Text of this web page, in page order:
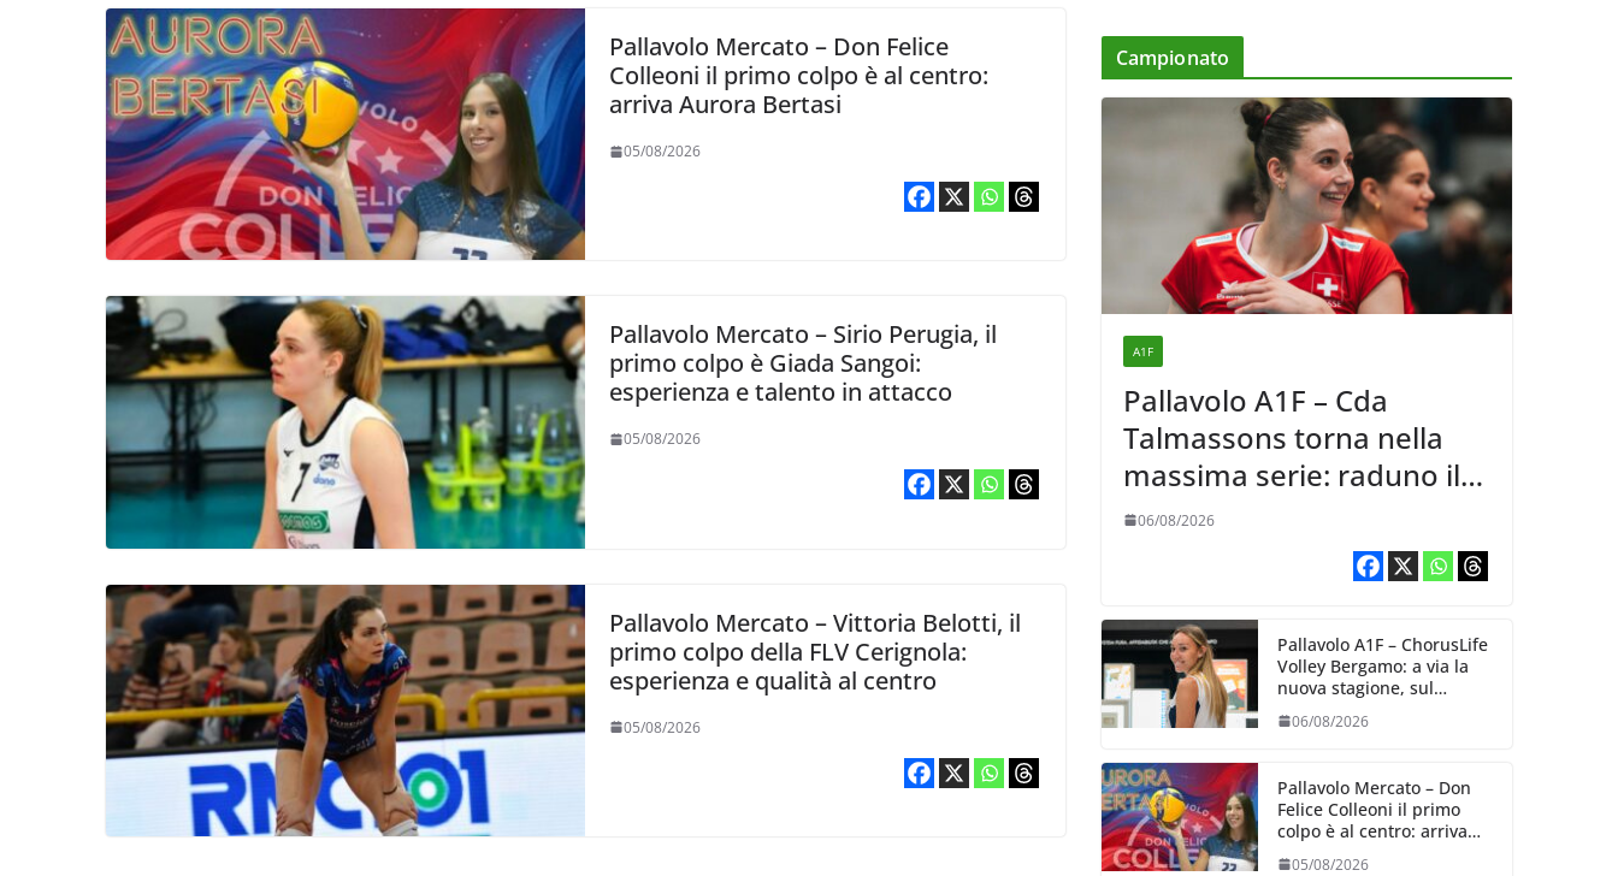
Pallavolo Mercato – Don Felice
Colleoni il primo colpo è al centro:
arriva Aurora Bertasi
05/08/2026
Pallavolo Mercato – Sirio Perugia, il
primo colpo è Giada Sangoi:
esperienza e talento in attacco
05/08/2026
Pallavolo Mercato – Vittoria Belotti, il
primo colpo della FLV Cerignola:
esperienza e qualità al centro
05/08/2026
Campionato
A1F
Pallavolo A1F – Cda
Talmassons torna nella
massima serie: raduno il
10 agosto, i sogni di
06/08/2026
Pallavolo A1F – ChorusLife
Volley Bergamo: a via la
nuova stagione, sul
mercato si cerca la vice
Ungureanu
06/08/2026
Pallavolo Mercato – Don
Felice Colleoni il primo
colpo è al centro: arriva
Aurora Bertasi
05/08/2026